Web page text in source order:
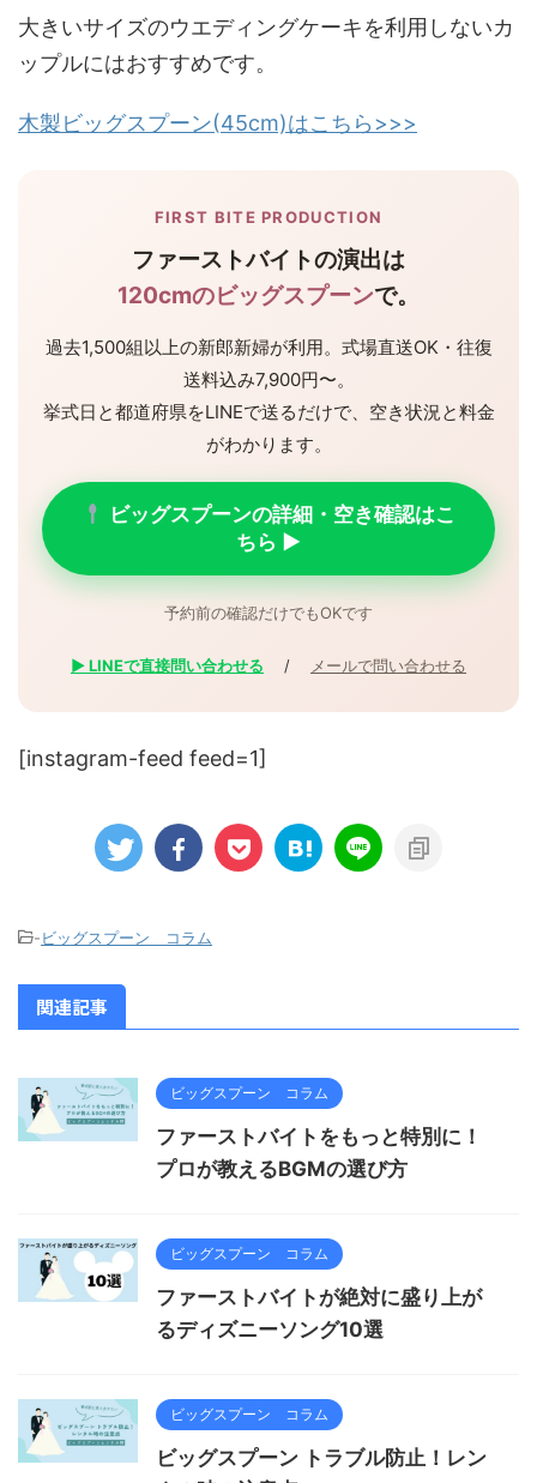
大きいサイズのウエディングケーキを利用しないカ
ップルにはおすすめです。
木製ビッグスプーン(45cm)はこちら>>>
FIRST BITE PRODUCTION
ファーストバイトの演出は
120cmのビッグスプーンで。
過去1,500組以上の新郎新婦が利用。式場直送OK・往復
送料込み7,900円〜。
挙式日と都道府県をLINEで送るだけで、空き状況と料金
がわかります。
ビッグスプーンの詳細・空き確認はこ
ちら ▶
予約前の確認だけでもOKです
▶ LINEで直接問い合わせる / メールで問い合わせる
[instagram-feed feed=1]
-ビッグスプーン コラム
関連記事
ビッグスプーン コラム
ファーストバイトをもっと特別に！
プロが教えるBGMの選び方
ビッグスプーン コラム
ファーストバイトが絶対に盛り上が
るディズニーソング10選
ビッグスプーン コラム
ビッグスプーン トラブル防止！レン